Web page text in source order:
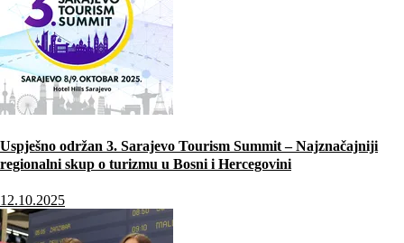
Uspješno održan 3. Sarajevo Tourism Summit – Najznačajniji
regionalni skup o turizmu u Bosni i Hercegovini
12.10.2025